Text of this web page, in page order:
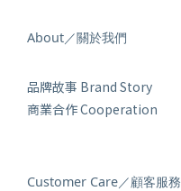
About／關於我們
品牌故事 Brand Story
商業合作 Cooperation
Customer Care／顧客服務